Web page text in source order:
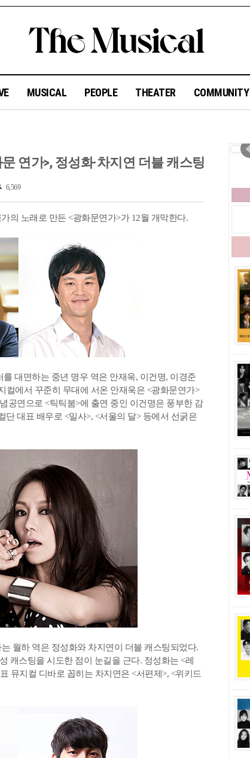
MUSICAL PEOPLE THEATER COMMUNITY
연가>, 정성화·차지연 더블 캐스팅
6,569
의 노래로 만든 <광화문연가>가 12월 개막한다.
대면하는 중년 명우 역은 안재욱, 이건명, 이경준
컬에서 꾸준히 무대에 서온 안재욱은 <광화문연가>
공연으로 <틱틱붐>에 출연 중인 이건명은 풍부한 감
대표 배우로 <밀사>, <서울의 달> 등에서 선굵은
월하 역은 정성화와 차지연이 더블 캐스팅되었다.
캐스팅을 시도한 점이 눈길을 근다. 정성화는 <레
뮤지컬 디바로 꼽히는 차지연은 <서편제>, <위키드